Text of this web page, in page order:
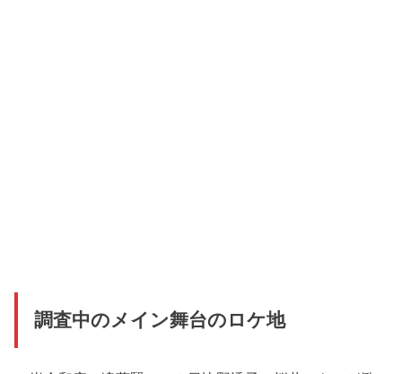
調査中のメイン舞台のロケ地